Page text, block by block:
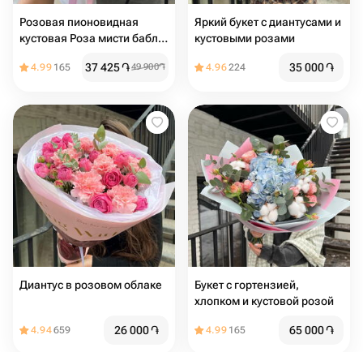
Розовая пионовидная
кустовая Роза мисти баблс
эвкалиптом авторский
4.99 165 37 425֏49 900֏
Яркий букет с диантусами и
кустовыми розами
4.96224 35 000֏
Диантус в розовом облаке
4.94659 26 000֏
Букет с гортензией,
хлопком и кустовой розой
4.99 165 65 000֏